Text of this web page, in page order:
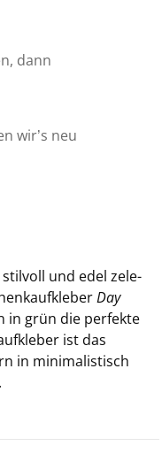
dann
wir’s neu
stil­voll und edel ze­le­
Day
in grün die per­fek­te
ist das
in mi­ni­ma­lis­tisch